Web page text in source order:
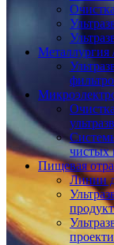
чистых
Пищевая
Линии